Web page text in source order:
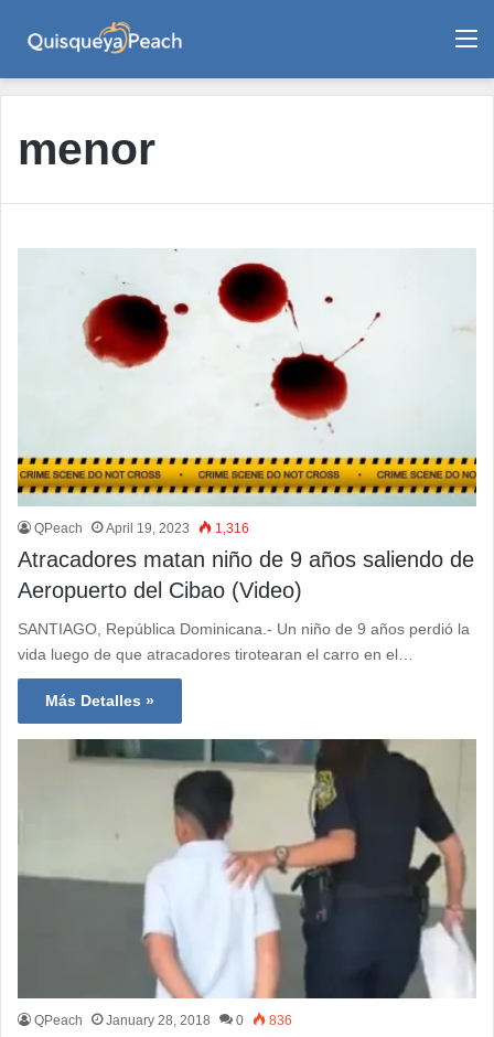
menor
QPeach April 19, 2023 1,316
Atracadores matan niño de 9 años saliendo de
Aeropuerto del Cibao (Video)
SANTIAGO, República Dominicana.- Un niño de 9 años perdió la
vida luego de que atracadores tirotearan el carro en el…
Más Detalles »
QPeach January 28, 2018 0 836